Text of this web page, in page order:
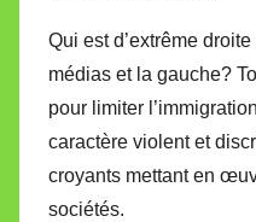
r
M
i
r
e
Qui est d’extrême
médias et la gauche?
pour limiter
caractère violent et
croyants mettant en
sociétés.